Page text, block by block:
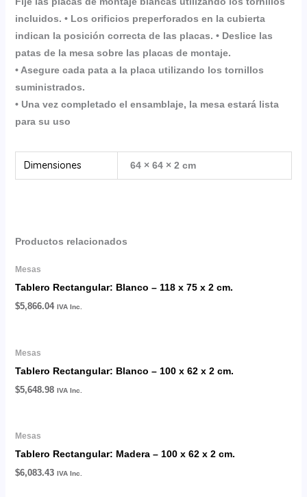
incluidos. • Los orificios preperforados en la cubierta
indican la posición correcta de las placas. • Deslice las
patas de la mesa sobre las placas de montaje.
• Asegure cada pata a la placa utilizando los tornillos
suministrados.
• Una vez completado el ensamblaje, la mesa estará lista
para su uso
Dimensiones 64 × 64 × 2 cm
Productos relacionados
Mesas
Tablero Rectangular: Blanco – 118 x 75 x 2 cm.
$5,866.04 IVA Inc.
Mesas
Tablero Rectangular: Blanco – 100 x 62 x 2 cm.
$5,648.98 IVA Inc.
Mesas
Tablero Rectangular: Madera – 100 x 62 x 2 cm.
$6,083.43 IVA Inc.